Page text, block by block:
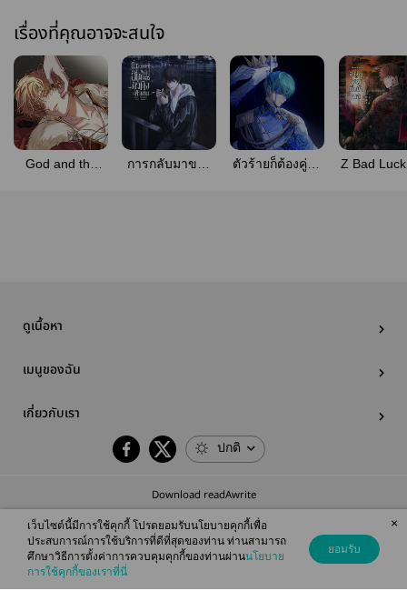
เรื่องที่คุณอาจจะสนใจ
God and the
การกลับมาของ
ตัวร้ายก็ต้องคู่กับ
Z Bad
ดูเนื้อหา
เมนูของฉัน
เกี่ยวกับเรา
ปกติ
Download readAwrite
© 2026 readAwrite.com by MEB Corporation Public Company Limited
This site is protected by reCAPTCHA and the Google
เว็บไซต์นี้มีการใช้คุกกี้ โปรดยอมรับนโยบายคุกกี้เพื่อ
ประสบการณ์การใช้บริการที่ดีที่สุดของท่าน ท่านสามารถ
ศึกษาวิธีการตั้งค่าการควบคุมคุกกี้ของท่านผ่านนโยบาย
การใช้คุกกี้ของเราที่นี่
ยอมรับ
×